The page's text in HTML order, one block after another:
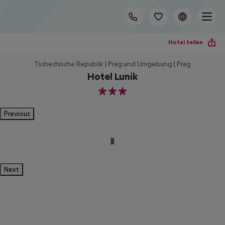
Hotel teilen
Tschechische Republik | Prag und Umgebung | Prag
Hotel Lunik
3
Previous
Next